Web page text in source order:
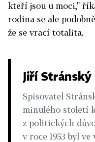
kteří jsou u moci,"
rodina se ale
že se vrací totalita.
Jiří
Spisovatel
minulého století
z politických
v roce 1953 byl